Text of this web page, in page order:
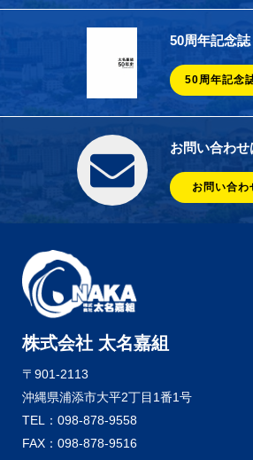
50周年記念誌
50周年記念
お問い合わせ
お問い合わ
株式会社 太名嘉組
〒901-2113
沖縄県浦添市大平2丁目1番1号
TEL：098-878-9558
FAX：098-878-9516